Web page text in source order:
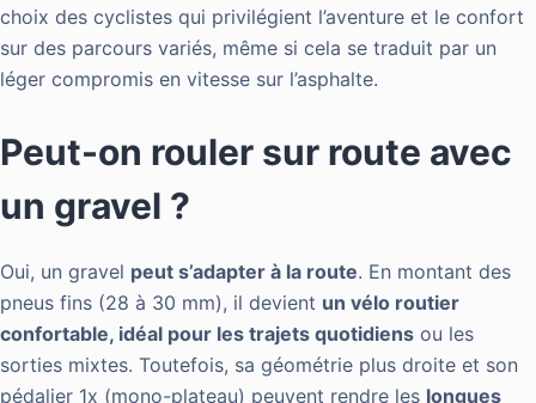
choix des cyclistes qui privilégient l’aventure et le confort
sur des parcours variés, même si cela se traduit par un
léger compromis en vitesse sur l’asphalte.
Peut-on rouler sur route avec
un gravel ?
Oui, un gravel peut s’adapter à la route. En montant des
pneus fins (28 à 30 mm), il devient un vélo routier
confortable, idéal pour les trajets quotidiens ou les
sorties mixtes. Toutefois, sa géométrie plus droite et son
pédalier 1x (mono-plateau) peuvent rendre les longues